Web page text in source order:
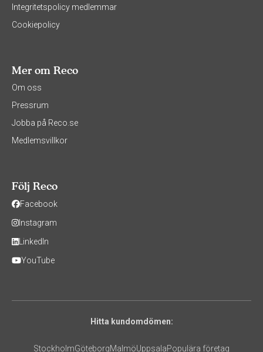
Integritetspolicy medlemmar
Cookiepolicy
Mer om Reco
Om oss
Pressrum
Jobba på Reco.se
Medlemsvillkor
Följ Reco
Facebook
Instagram
LinkedIn
YouTube
Hitta kundomdömen:
StockholmGöteborgMalmöUppsalaPopulära företag